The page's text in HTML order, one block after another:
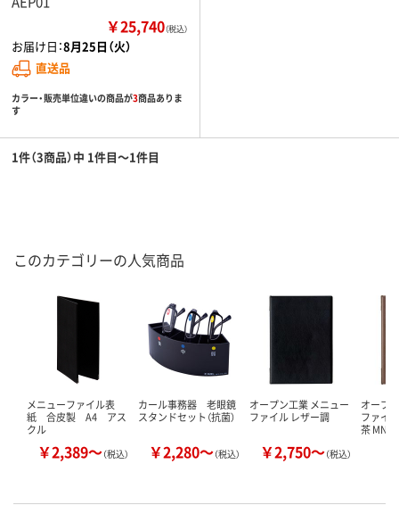
￥25,740（税込）
お届け日：8月25日（火）
直送品
カラー・販売単位違いの商品が3商品ありま
す
1件（3商品）中 1件目～1件目
このカテゴリーの人気商品
メニューファイル表
紙 合皮製 A4 アス
クル
￥2,389～（税込）
カール事務器 老眼鏡
スタンドセット（抗菌）
￥2,280～（税込）
オープン工業 メニュー
ファイル レザー調
￥2,750～（税込）
オープ
ファイ
茶 MN-